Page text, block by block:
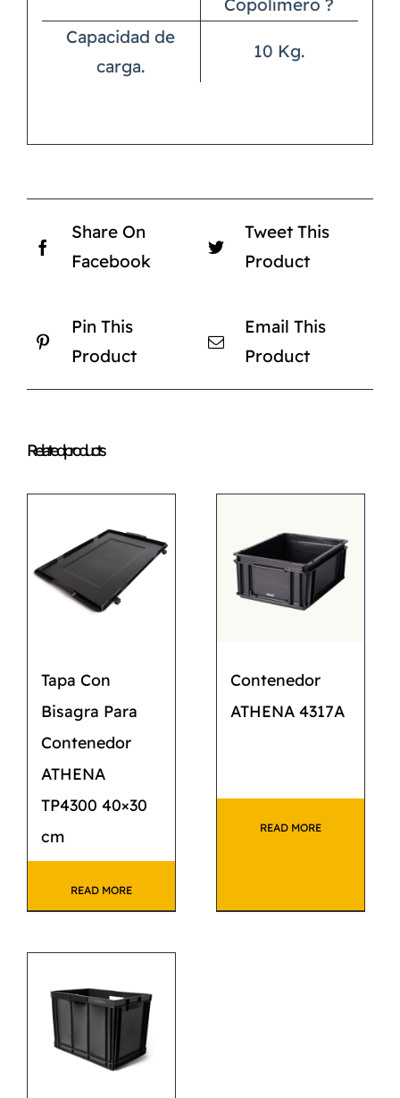
Copolímero ?
Capacidad de
carga.
10 Kg.
Share On
Facebook
Tweet This
Product
Pin This
Product
Email This
Product
Related products
Tapa Con
Bisagra Para
Contenedor
ATHENA
TP4300 40×30
cm
READ MORE
Contenedor
ATHENA 4317A
READ MORE